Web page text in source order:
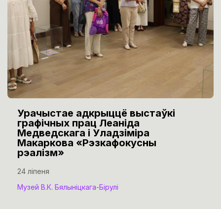
Урачыстае адкрыццё выстаўкі
графічных прац Леаніда
Медведскага і Уладзіміра
Макаркова «Рэзкафокусны
рэалізм»
24 ліпеня
Музей В.К. Бялыніцкага-Бірулі